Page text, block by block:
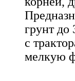
грунт
с
мелкую